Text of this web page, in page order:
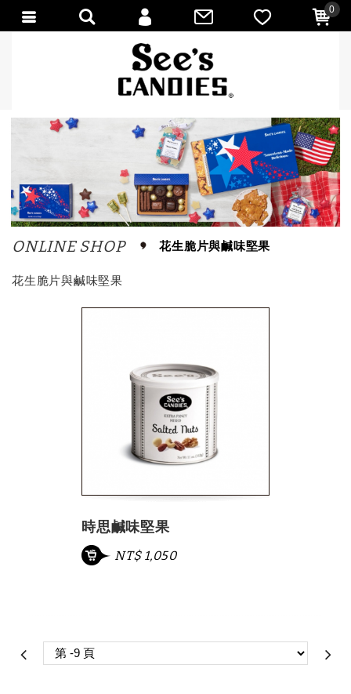
ONLINE SHOP 花生脆片與鹹味堅果
花生脆片與鹹味堅果
時思鹹味堅果
NT$ 1,050
0
會員登入
會員註冊
忘記密碼
訂單查詢
匯款通知